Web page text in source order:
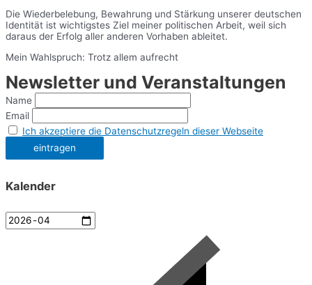
Die Wiederbelebung, Bewahrung und Stärkung unserer deutschen
Identität ist wichtigstes Ziel meiner politischen Arbeit, weil sich
daraus der Erfolg aller anderen Vorhaben ableitet.
Mein Wahlspruch: Trotz allem aufrecht
Newsletter und Veranstaltungen
Name
Email
Ich akzeptiere die Datenschutzregeln dieser Webseite
Kalender